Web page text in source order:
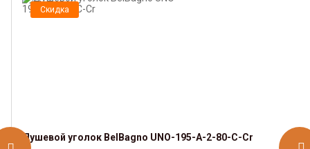
Скидка
Душевой уголок BelBagno UNO-195-A-2-80-C-Cr